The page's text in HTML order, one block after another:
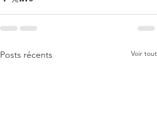
Posts récents Voir tout